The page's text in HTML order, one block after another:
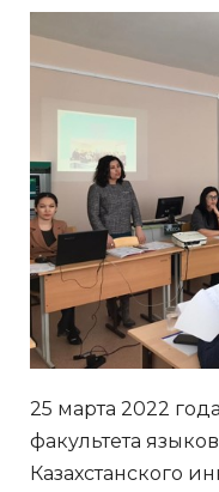
25 марта 2022
факультета
Казахстанского